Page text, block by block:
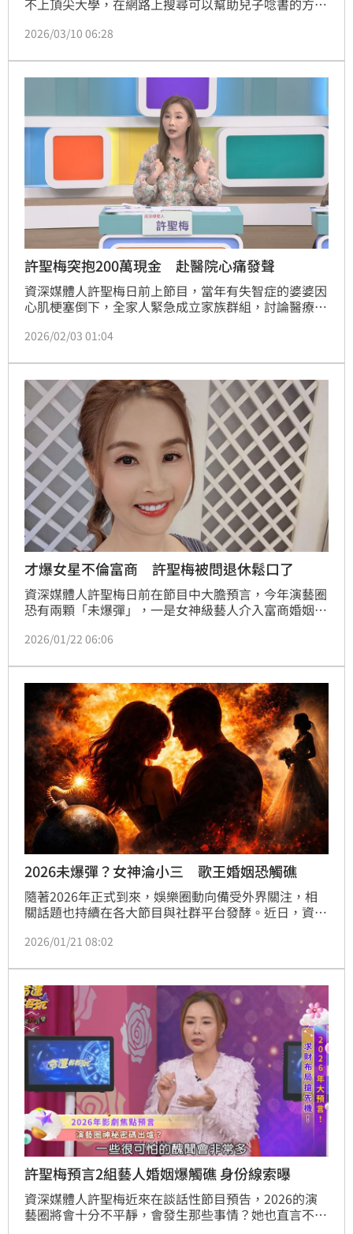
不上頂尖大學，在網路上搜尋可以幫助兒子唸書的方
因斯坦的腦子」，結果兒子最後依然與名校無緣。
2026/03/10 06:28
許聖梅突抱200萬現金 赴醫院心痛發聲
資深媒體人許聖梅日前上節目，當年有失智症的婆婆因
心肌梗塞倒下，全家人緊急成立家族群組，討論醫療方
入。
2026/02/03 01:04
才爆女星不倫富商 許聖梅被問退休鬆口了
資深媒體人許聖梅日前在節目中大膽預言，今年演藝圈
恐有兩顆「未爆彈」，一是女神級藝人介入富商婚姻，
限，「總之2026年醜聞，不倫戀或婚姻的問題還滿多
心退休計畫，也親自回應了。
2026/01/22 06:06
2026未爆彈？女神淪小三 歌王婚姻恐觸礁
隨著2026年正式到來，娛樂圈動向備受外界關注，相
關話題也持續在各大節目與社群平台發酵。近日，資深
來的「震撼彈」值得觀察與預測，引發不少議論。
2026/01/21 08:02
許聖梅預言2組藝人婚姻爆觸礁 身份線索曝
資深媒體人許聖梅近來在談話性節目預告，2026的演
藝圈將會十分不平靜，會發生那些事情？她也直言不